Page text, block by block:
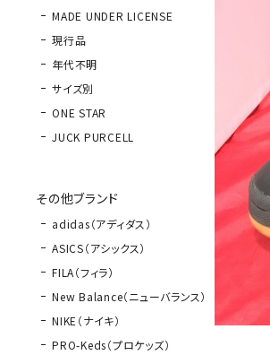
MADE UNDER LICENSE
現行品
年代不明
サイズ別
ONE STAR
JUCK PURCELL
その他ブランド
adidas（アディダス）
ASICS（アシックス）
FILA（フィラ）
New Balance（ニューバランス）
NIKE（ナイキ）
PRO-Keds（プロケッズ）